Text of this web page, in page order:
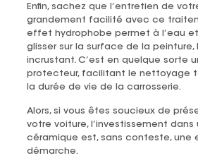
Enfin, sachez que l’entretien de
grandement facilité avec ce
effet hydrophobe permet à l’eau
glisser sur la surface de la peinture,
incrustant. C’est en quelque sorte
protecteur, facilitant le nettoyage
la durée de vie de la carrosserie.
Alors, si vous êtes soucieux de
votre voiture, l’investissement
céramique est, sans conteste, une
démarche.